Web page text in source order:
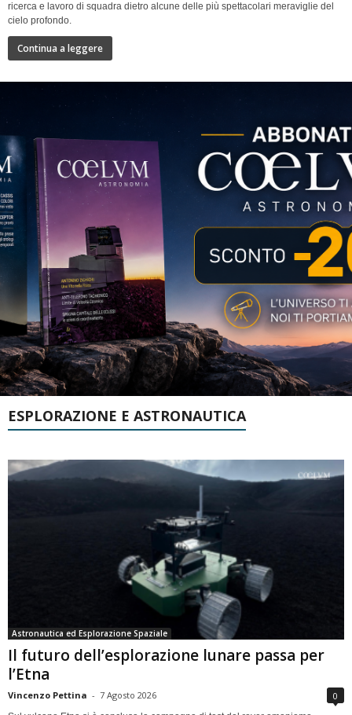
ricerca e lavoro di squadra dietro alcune delle più spettacolari meraviglie del
cielo profondo.
Continua a leggere
ESPLORAZIONE E ASTRONAUTICA
Astronautica ed Esplorazione Spaziale
Il futuro dell’esplorazione lunare passa per
l’Etna
Vincenzo Pettina - 7 Agosto 2026 0